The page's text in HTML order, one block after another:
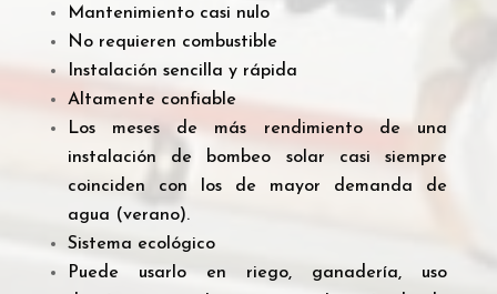
Mantenimiento casi nulo
No requieren combustible
Instalación sencilla y rápida
Altamente confiable
Los meses de más rendimiento de una
instalación de bombeo solar casi siempre
coinciden con los de mayor demanda de
agua (verano).
Sistema ecológico
Puede usarlo en riego, ganadería, uso